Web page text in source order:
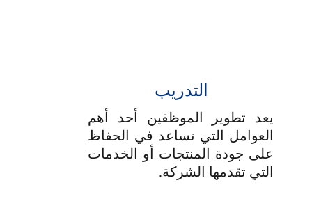
التدريب
يعد تطوير الموظفين أحد أهم
العوامل التي تساعد في الحفاظ
على جودة المنتجات أو الخدمات
التي تقدمها الشركة.